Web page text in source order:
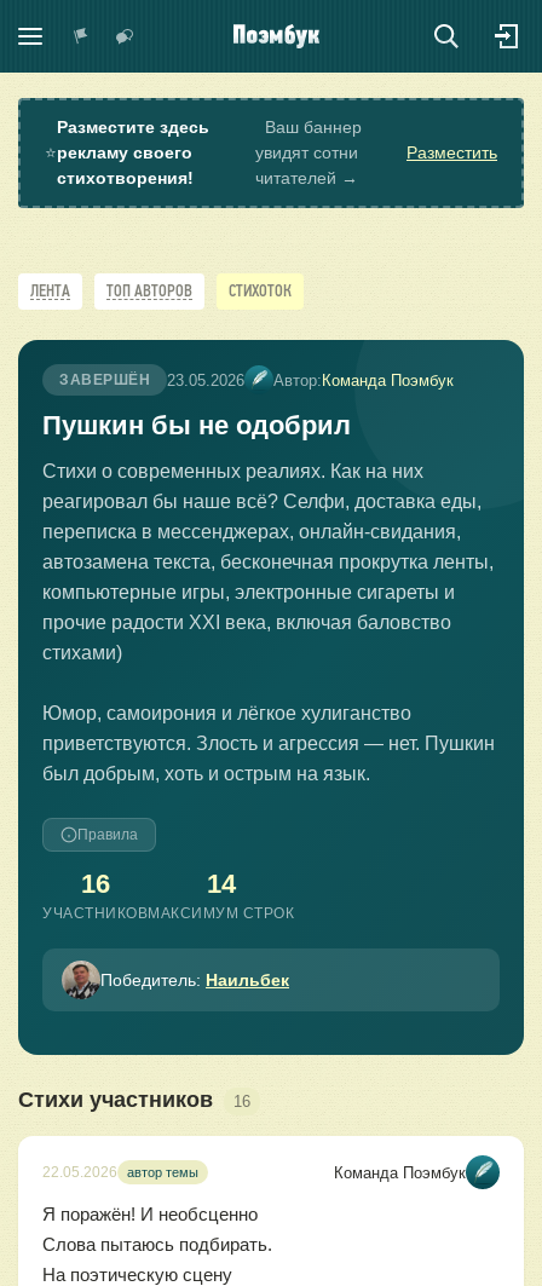
⭐
Разместите здесь
рекламу своего
стихотворения!
Ваш баннер
увидят сотни
читателей →
Разместить
ЛЕНТА ТОП АВТОРОВ СТИХОТОК
ЗАВЕРШЁН 23.05.2026 Автор:Команда Поэмбук
Пушкин бы не одобрил
Стихи о современных реалиях. Как на них
реагировал бы наше всё? Селфи, доставка еды,
переписка в мессенджерах, онлайн-свидания,
автозамена текста, бесконечная прокрутка ленты,
компьютерные игры, электронные сигареты и
прочие радости XXI века, включая баловство
стихами)
Юмор, самоирония и лёгкое хулиганство
приветствуются. Злость и агрессия — нет. Пушкин
был добрым, хоть и острым на язык.
Правила
16
УЧАСТНИКОВ
14
МАКСИМУМ СТРОК
Победитель: Наильбек
Стихи участников 16
22.05.2026 автор темы Команда Поэмбук
Я поражён! И необсценно
Слова пытаюсь подбирать.
На поэтическую сцену